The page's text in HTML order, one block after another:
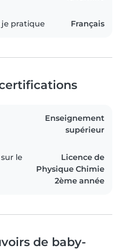
pratique Français
Enseignement
supérieur
le
Licence de
Physique Chimie
2ème année
de baby-